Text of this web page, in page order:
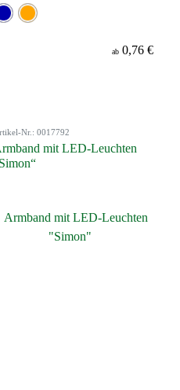
ab 0,76 €
Nr.: 0017792
mit LED-Leuchten